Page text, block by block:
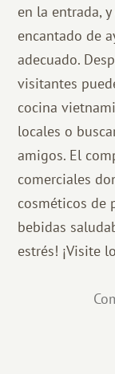
en la entrada,
encantado de
adecuado.
visitantes
cocina
locales o
amigos. El
comerciales
cosméticos de
bebidas
estrés! ¡Visite